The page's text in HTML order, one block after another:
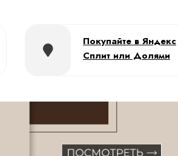
Покупайте в Яндекс
Сплит или Долями